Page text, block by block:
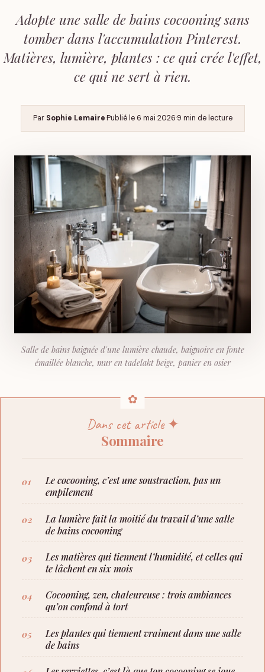
Adopte une salle de bains cocooning sans
tomber dans l'accumulation Pinterest.
Matières, lumière, plantes : ce qui crée l'effet,
ce qui ne sert à rien.
Par Sophie Lemaire·Publié le 6 mai 2026·9 min de lecture
Salle de bains baignée d'une lumière chaude, baignoire en fonte
émaillée blanche, mur en tadelakt beige, panier en osier
Dans cet article ✦
Sommaire
Le cocooning, c’est une soustraction, pas un
empilement
La lumière fait la moitié du travail d’une salle
de bains cocooning
Les matières qui tiennent l’humidité, et celles qui
te lâchent en six mois
Cocooning, zen, chaleureuse : trois ambiances
qu’on confond à tort
Les plantes qui tiennent vraiment dans une salle
de bains